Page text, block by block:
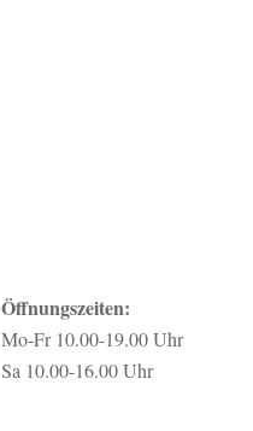
Öffnungszeiten:
Mo-Fr 10.00-19.00 Uhr
Sa 10.00-16.00 Uhr